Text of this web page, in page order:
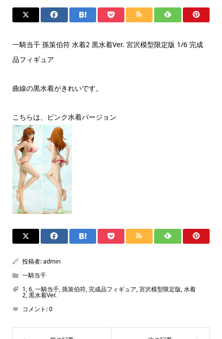
一騎当千 孫策伯符 水着2 黒水着Ver. 宮沢模型限定版 1/6 完成
品フィギュア
曲線の黒水着がきれいです。
こちらは、ピンク水着バージョン
投稿者:admin
一騎当千
1,6,一騎当千,孫策伯符,完成品フィギュア,宮沢模型限定版,水着
2,黒水着Ver.
コメント:0